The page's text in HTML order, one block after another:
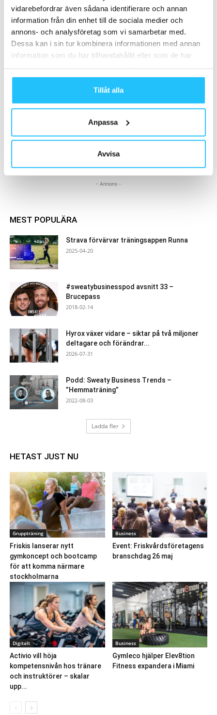
vidarebefordrar även sådana identifierare och annan
information från din enhet till de sociala medier och
annons- och analysföretag som vi samarbetar med.
Dessa kan i sin tur kombinera informationen med annan
information som du har tillhandahållit eller som de har
Tillåt alla
Anpassa
Avvisa
Sweaty Business
Podcast
tillbakablick: säsongen 2025/26 del 2
Bra data gör AI verkligt användbart
inom marknadsföring
Business
Datainsamling möjliggör en mer
- Annons -
MEST POPULÄRA
Strava förvärvar träningsappen Runna
2025-04-20
#sweatybusinesspod avsnitt 33 –
Brucepass
2018-02-14
Hyrox växer vidare – siktar på två miljoner
deltagare och förändrar...
2026-07-31
Podd: Sweaty Business Trends –
”Hemmaträning”
2022-08-03
Ladda fler
HETAST JUST NU
Gruppträning
Friskis lanserar nytt
gymkoncept och bootcamp
för att komma närmare
stockholmarna
Business
Event: Friskvårdsföretagens
branschdag 26 maj
Digitalt
Activio vill höja
kompetensnivån hos tränare
och instruktörer – skalar
upp...
Business
Gymleco hjälper Elev8tion
Fitness expandera i Miami